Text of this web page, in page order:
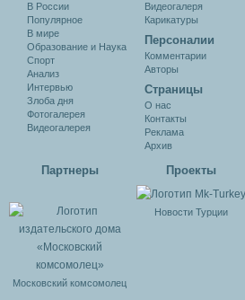
В России
Популярное
В мире
Образование и Наука
Спорт
Анализ
Интервью
Злоба дня
Фотогалерея
Видеогалерея
Видеогалеря
Карикатуры
Персоналии
Комментарии
Авторы
Cтраницы
О нас
Контакты
Реклама
Архив
Партнеры
Московский комсомолец
Проекты
Новости Турции